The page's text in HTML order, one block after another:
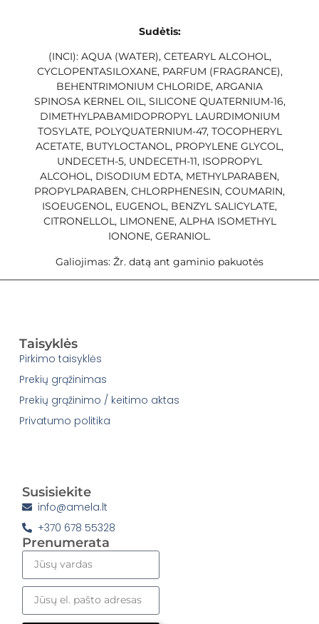
Sudėtis:
(INCI): AQUA (WATER), CETEARYL ALCOHOL,
CYCLOPENTASILOXANE, PARFUM (FRAGRANCE),
BEHENTRIMONIUM CHLORIDE, ARGANIA
SPINOSA KERNEL OIL, SILICONE QUATERNIUM-16,
DIMETHYLPABAMIDOPROPYL LAURDIMONIUM
TOSYLATE, POLYQUATERNIUM-47, TOCOPHERYL
ACETATE, BUTYLOCTANOL, PROPYLENE GLYCOL,
UNDECETH-5, UNDECETH-11, ISOPROPYL
ALCOHOL, DISODIUM EDTA, METHYLPARABEN,
PROPYLPARABEN, CHLORPHENESIN, COUMARIN,
ISOEUGENOL, EUGENOL, BENZYL SALICYLATE,
CITRONELLOL, LIMONENE, ALPHA ISOMETHYL
IONONE, GERANIOL.
Galiojimas: Žr. datą ant gaminio pakuotės
Taisyklės
Pirkimo taisyklės
Prekių grąžinimas
Prekių grąžinimo / keitimo aktas
Privatumo politika
Susisiekite
info@amela.lt
+370 678 55328
Prenumerata